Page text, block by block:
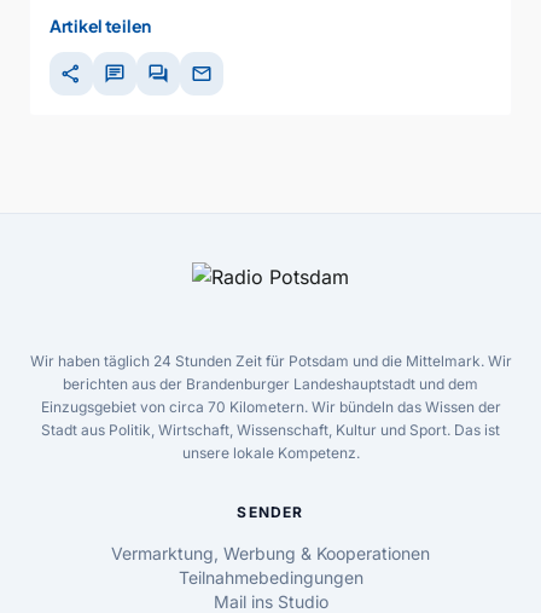
Artikel teilen
share chat forum mail
Wir haben täglich 24 Stunden Zeit für Potsdam und die Mittelmark. Wir
berichten aus der Brandenburger Landeshauptstadt und dem
Einzugsgebiet von circa 70 Kilometern. Wir bündeln das Wissen der
Stadt aus Politik, Wirtschaft, Wissenschaft, Kultur und Sport. Das ist
unsere lokale Kompetenz.
SENDER
Vermarktung, Werbung & Kooperationen
Teilnahmebedingungen
Mail ins Studio